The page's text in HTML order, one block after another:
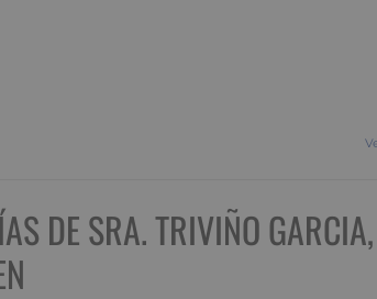
DE SRA. TRIVIÑO GARCIA,